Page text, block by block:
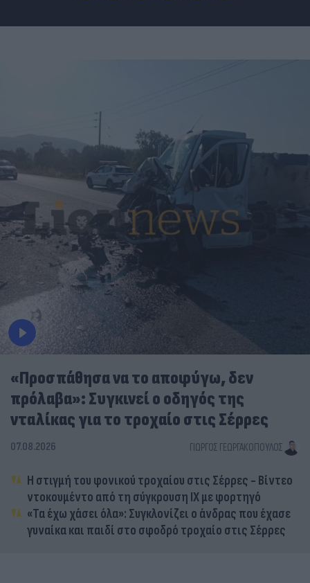
«Προσπάθησα να το αποφύγω, δεν
πρόλαβα»: Συγκινεί ο οδηγός της
νταλίκας για το τροχαίο στις Σέρρες
07.08.2026 ΓΙΏΡΓΟΣ ΓΕΩΡΓΑΚΌΠΟΥΛΟΣ
Η στιγμή του φονικού τροχαίου στις Σέρρες - Βίντεο
ντοκουμέντο από τη σύγκρουση ΙΧ με φορτηγό
«Τα έχω χάσει όλα»: Συγκλονίζει ο άνδρας που έχασε
γυναίκα και παιδί στο σφοδρό τροχαίο στις Σέρρες